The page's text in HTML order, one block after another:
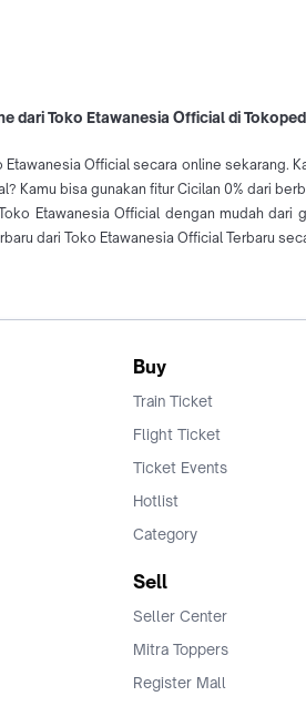
dari Toko Etawanesia Official di
Official secara online sekarang.
Kamu bisa gunakan fitur Cicilan 0% dari
Etawanesia Official dengan mudah
dari Toko Etawanesia Official Terbaru
Buy
Train Ticket
Flight Ticket
Ticket Events
Hotlist
Category
Sell
Seller Center
Mitra Toppers
Register Mall